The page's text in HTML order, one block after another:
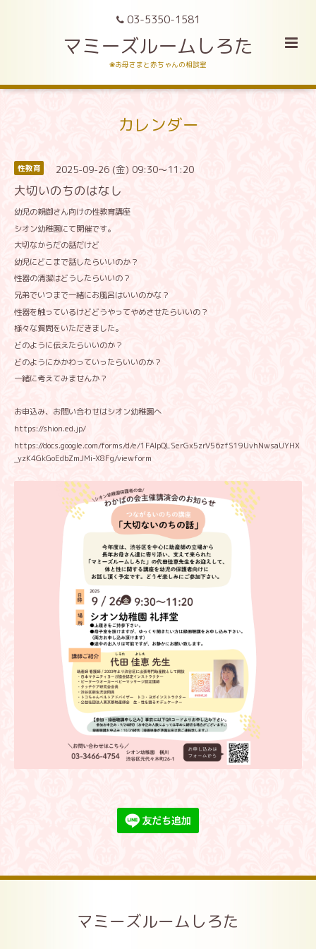
03-5350-1581
マミーズルームしろた
❀お母さまと赤ちゃんの相談室
カレンダー
性教育 2025-09-26 (金) 09:30～11:20
大切いのちのはなし
幼児の親御さん向けの性教育講座
シオン幼稚園にて開催です。
大切なからだの話だけど
幼児にどこまで話したらいいのか？
性器の清潔はどうしたらいいの？
兄弟でいつまで一緒にお風呂はいいのかな？
性器を触っているけどどうやってやめさせたらいいの？
様々な質問をいただきました。
どのように伝えたらいいのか？
どのようにかかわっていったらいいのか？
一緒に考えてみませんか？
お申込み、お問い合わせはシオン幼稚園へ
https://shion.ed.jp/
https://docs.google.com/forms/d/e/1FAIpQLSerGx5zrV56zfS19UvhNwsaUYHX
_yzK4GkGoEdbZmJMi-X8Fg/viewform
マミーズルームしろた